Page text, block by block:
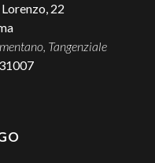
22
Tangenziale